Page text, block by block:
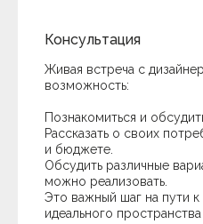
Консультация
Живая встреча с
возможность:
Познакомиться и
Рассказать о своих
и бюджете.
Обсудить различные
можно реализовать.
Это важный шаг на пути
идеального пространства